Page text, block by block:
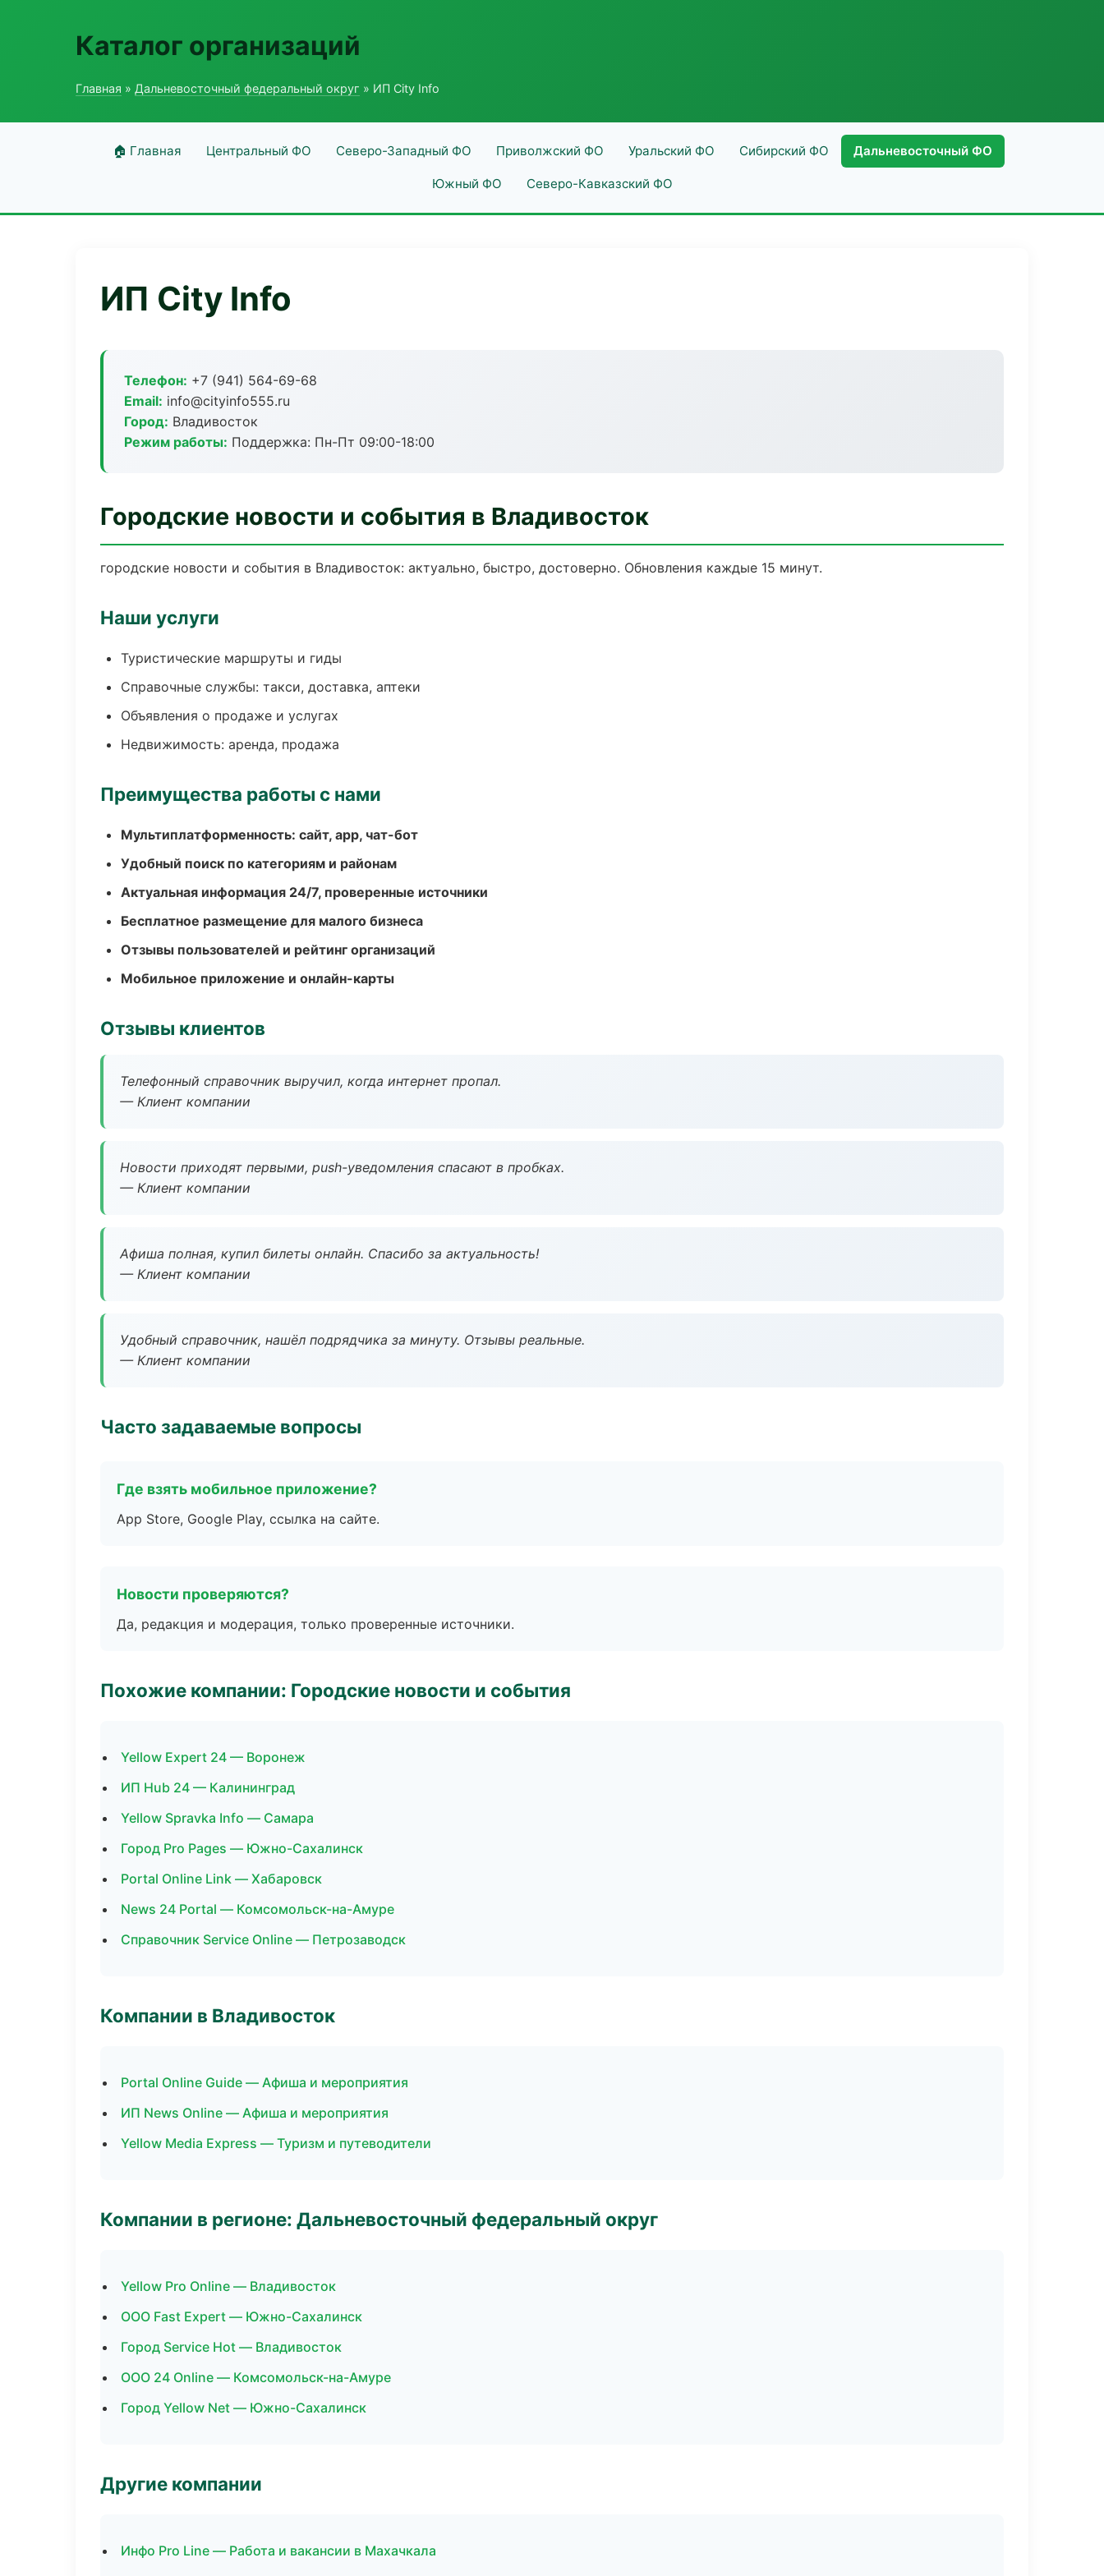
Каталог организаций
Главная » Дальневосточный федеральный округ » ИП City Info
🏠 Главная Центральный ФО Северо-Западный ФО Приволжский ФО Уральский ФО Сибирский ФО Дальневосточный ФО
Южный ФО Северо-Кавказский ФО
ИП City Info
Телефон: +7 (941) 564-69-68
Email: info@cityinfo555.ru
Город: Владивосток
Режим работы: Поддержка: Пн-Пт 09:00-18:00
Городские новости и события в Владивосток
городские новости и события в Владивосток: актуально, быстро, достоверно. Обновления каждые 15 минут.
Наши услуги
Туристические маршруты и гиды
Справочные службы: такси, доставка, аптеки
Объявления о продаже и услугах
Недвижимость: аренда, продажа
Преимущества работы с нами
Мультиплатформенность: сайт, app, чат-бот
Удобный поиск по категориям и районам
Актуальная информация 24/7, проверенные источники
Бесплатное размещение для малого бизнеса
Отзывы пользователей и рейтинг организаций
Мобильное приложение и онлайн-карты
Отзывы клиентов
Телефонный справочник выручил, когда интернет пропал.
— Клиент компании
Новости приходят первыми, push-уведомления спасают в пробках.
— Клиент компании
Афиша полная, купил билеты онлайн. Спасибо за актуальность!
— Клиент компании
Удобный справочник, нашёл подрядчика за минуту. Отзывы реальные.
— Клиент компании
Часто задаваемые вопросы
Где взять мобильное приложение?
App Store, Google Play, ссылка на сайте.
Новости проверяются?
Да, редакция и модерация, только проверенные источники.
Похожие компании: Городские новости и события
Yellow Expert 24 — Воронеж
ИП Hub 24 — Калининград
Yellow Spravka Info — Самара
Город Pro Pages — Южно-Сахалинск
Portal Online Link — Хабаровск
News 24 Portal — Комсомольск-на-Амуре
Справочник Service Online — Петрозаводск
Компании в Владивосток
Portal Online Guide — Афиша и мероприятия
ИП News Online — Афиша и мероприятия
Yellow Media Express — Туризм и путеводители
Компании в регионе: Дальневосточный федеральный округ
Yellow Pro Online — Владивосток
ООО Fast Expert — Южно-Сахалинск
Город Service Hot — Владивосток
ООО 24 Online — Комсомольск-на-Амуре
Город Yellow Net — Южно-Сахалинск
Другие компании
Инфо Pro Line — Работа и вакансии в Махачкала